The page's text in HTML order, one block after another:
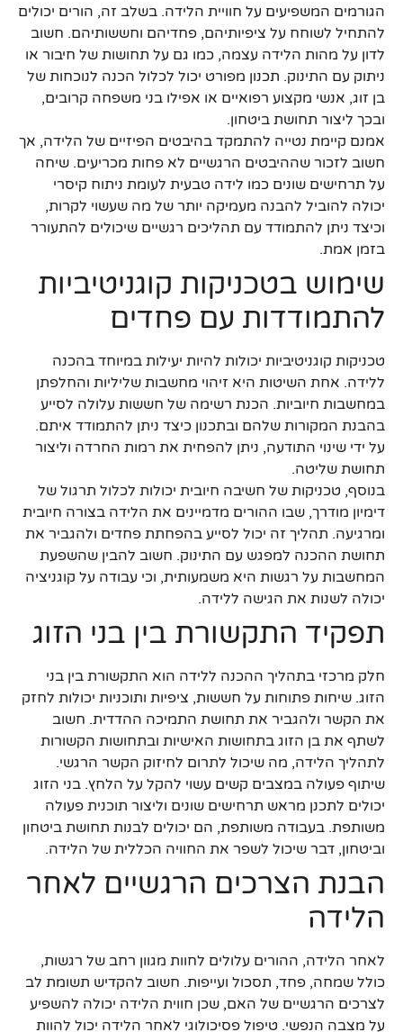
הגורמים המשפיעים על חוויית הלידה. בשלב זה, הורים יכולים
להתחיל לשוחח על ציפיותיהם, פחדיהם וחששותיהם. חשוב
לדון על מהות הלידה עצמה, כמו גם על תחושות של חיבור או
ניתוק עם התינוק. תכנון מפורט יכול לכלול הכנה לנוכחות של
בן זוג, אנשי מקצוע רפואיים או אפילו בני משפחה קרובים,
ובכך ליצור תחושת ביטחון.
אמנם קיימת נטייה להתמקד בהיבטים הפיזיים של הלידה, אך
חשוב לזכור שההיבטים הרגשיים לא פחות מכריעים. שיחה
על תרחישים שונים כמו לידה טבעית לעומת ניתוח קיסרי
יכולה להוביל להבנה מעמיקה יותר של מה שעשוי לקרות,
וכיצד ניתן להתמודד עם תהליכים רגשיים שיכולים להתעורר
בזמן אמת.
שימוש בטכניקות קוגניטיביות
להתמודדות עם פחדים
טכניקות קוגניטיביות יכולות להיות יעילות במיוחד בהכנה
ללידה. אחת השיטות היא זיהוי מחשבות שליליות והחלפתן
במחשבות חיוביות. הכנת רשימה של חששות עלולה לסייע
בהבנת המקורות שלהם ובתכנון כיצד ניתן להתמודד איתם.
על ידי שינוי התודעה, ניתן להפחית את רמות החרדה וליצור
תחושת שליטה.
בנוסף, טכניקות של חשיבה חיובית יכולות לכלול תרגול של
דימיון מודרך, שבו ההורים מדמיינים את הלידה בצורה חיובית
ומרגיעה. תהליך זה יכול לסייע בהפחתת פחדים ולהגביר את
תחושת ההכנה למפגש עם התינוק. חשוב להבין שהשפעת
המחשבות על רגשות היא משמעותית, וכי עבודה על קוגניציה
יכולה לשנות את הגישה ללידה.
תפקיד התקשורת בין בני הזוג
חלק מרכזי בתהליך ההכנה ללידה הוא התקשורת בין בני
הזוג. שיחות פתוחות על חששות, ציפיות ותוכניות יכולות לחזק
את הקשר ולהגביר את תחושת התמיכה ההדדית. חשוב
לשתף את בן הזוג בתחושות האישיות ובתחושות הקשורות
לתהליך הלידה, מה שיכול לתרום לחיזוק הקשר הרגשי.
שיתוף פעולה במצבים קשים עשוי להקל על הלחץ. בני הזוג
יכולים לתכנן מראש תרחישים שונים וליצור תוכנית פעולה
משותפת. בעבודה משותפת, הם יכולים לבנות תחושת ביטחון
וביטחון, דבר שיכול לשפר את החוויה הכללית של הלידה.
הבנת הצרכים הרגשיים לאחר
הלידה
לאחר הלידה, ההורים עלולים לחוות מגוון רחב של רגשות,
כולל שמחה, פחד, תסכול ועייפות. חשוב להקדיש תשומת לב
לצרכים הרגשיים של האם, שכן חווית הלידה יכולה להשפיע
על מצבה הנפשי. טיפול פסיכולוגי לאחר הלידה יכול להוות